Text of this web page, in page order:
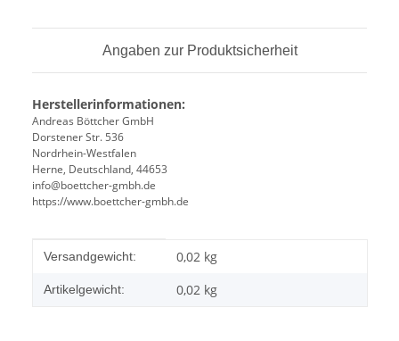
Angaben zur Produktsicherheit
Herstellerinformationen:
Andreas Böttcher GmbH
Dorstener Str. 536
Nordrhein-Westfalen
Herne, Deutschland, 44653
info@boettcher-gmbh.de
https://www.boettcher-gmbh.de
Produkteigenschaft
Wert
Versandgewicht: 0,02 kg
Artikelgewicht: 0,02 kg